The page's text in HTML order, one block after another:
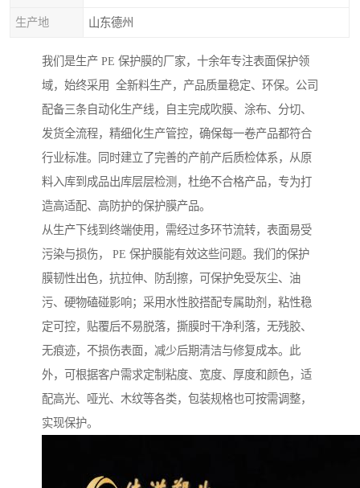
生产地 山东德州
我们是生产 PE 保护膜的厂家，十余年专注表面保护领
域，始终采用 全新料生产，产品质量稳定、环保。公司
配备三条自动化生产线，自主完成吹膜、涂布、分切、
发货全流程，精细化生产管控，确保每一卷产品都符合
行业标准。同时建立了完善的产前产后质检体系，从原
料入库到成品出库层层检测，杜绝不合格产品，专为打
造高适配、高防护的保护膜产品。
从生产下线到终端使用，需经过多环节流转，表面易受
污染与损伤， PE 保护膜能有效这些问题。我们的保护
膜韧性出色，抗拉伸、防刮擦，可保护免受灰尘、油
污、硬物磕碰影响；采用水性胶搭配专属助剂，粘性稳
定可控，贴覆后不易脱落，撕膜时干净利落，无残胶、
无痕迹，不损伤表面，减少后期清洁与修复成本。此
外，可根据客户需求定制粘度、宽度、厚度和颜色，适
配高光、哑光、木纹等各类，包装规格也可按需调整，
实现保护。